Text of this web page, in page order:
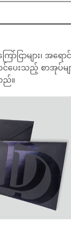
ာများ၊ အရောင်
ည့် စာအုပ်များ၊
ည်။